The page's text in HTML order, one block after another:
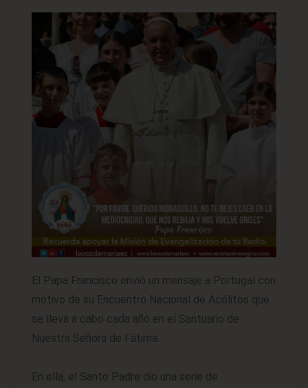
El Papa Francisco envió un mensaje a Portugal con
motivo de su Encuentro Nacional de Acólitos que
se lleva a cabo cada año en el Santuario de
Nuestra Señora de Fátima.
En ella, el Santo Padre dio una serie de